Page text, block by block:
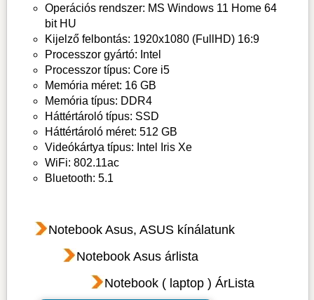
Operációs rendszer: MS Windows 11 Home 64
bit HU
Kijelző felbontás: 1920x1080 (FullHD) 16:9
Processzor gyártó: Intel
Processzor típus: Core i5
Memória méret: 16 GB
Memória típus: DDR4
Háttértároló típus: SSD
Háttértároló méret: 512 GB
Videókártya típus: Intel Iris Xe
WiFi: 802.11ac
Bluetooth: 5.1
Notebook Asus, ASUS kínálatunk
Notebook Asus árlista
Notebook ( laptop ) ÁrLista